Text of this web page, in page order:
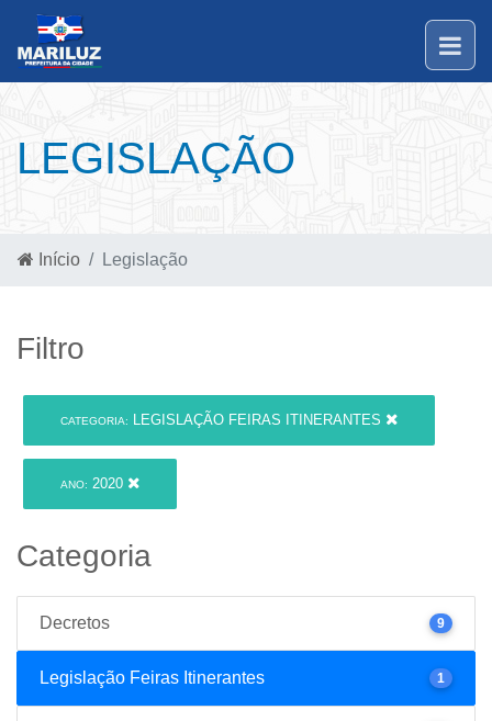
LEGISLAÇÃO
Início Legislação
Filtro
CATEGORIA: LEGISLAÇÃO FEIRAS ITINERANTES
ANO: 2020
Categoria
Decretos 9
Legislação Feiras Itinerantes 1